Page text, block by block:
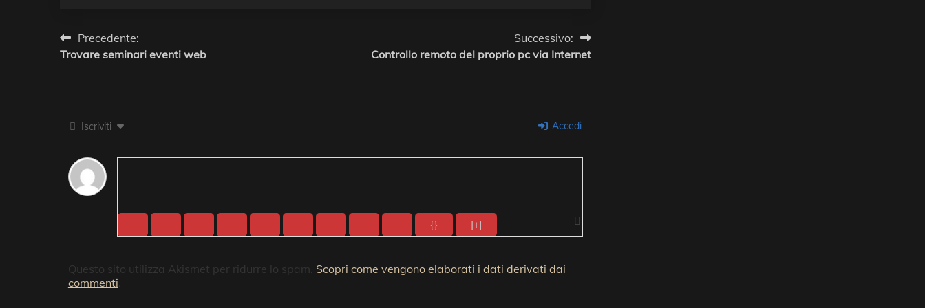
Navigazione
articoli
Precedente:
Trovare seminari eventi web
Successivo:
Controllo remoto del proprio pc via Internet
Iscriviti Accedi
{} [+]
Questo sito utilizza Akismet per ridurre lo spam. Scopri come vengono elaborati i dati derivati dai
commenti